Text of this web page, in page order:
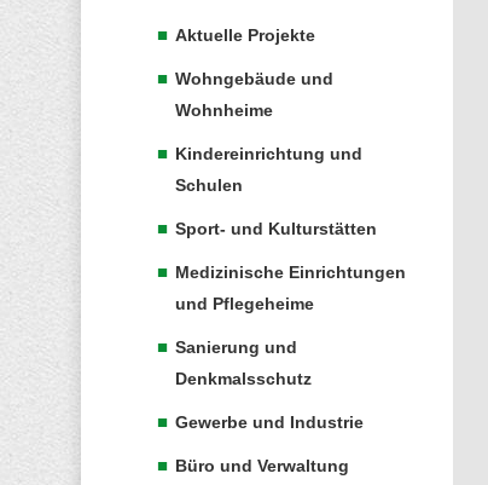
Aktuelle Projekte
Wohngebäude und
Wohnheime
Kindereinrichtung und
Schulen
Sport- und Kulturstätten
Medizinische Einrichtungen
und Pflegeheime
Sanierung und
Denkmalsschutz
Gewerbe und Industrie
Büro und Verwaltung